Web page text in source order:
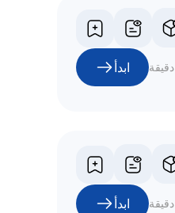
دقيقة ابدأ
دقيقة ابدأ